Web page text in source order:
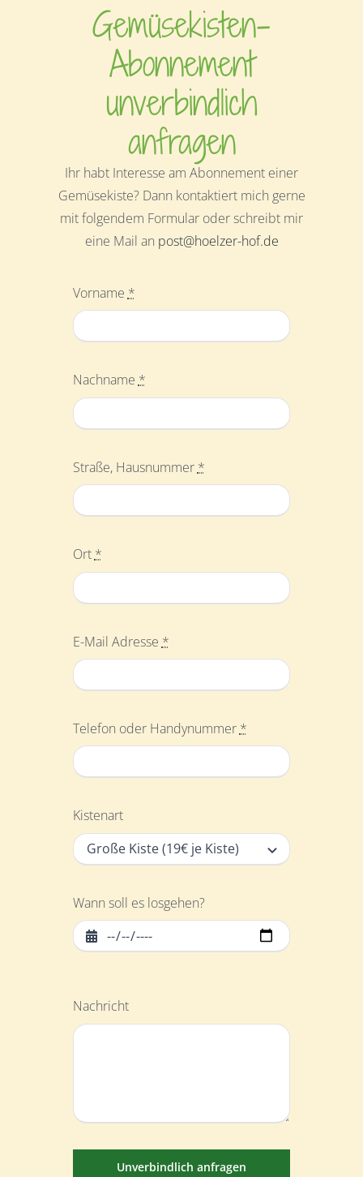
Gemüsekisten-
Abonnement
unverbindlich
anfragen
Ihr habt Interesse am Abonnement einer
Gemüsekiste? Dann kontaktiert mich gerne
mit folgendem Formular oder schreibt mir
eine Mail an post@hoelzer-hof.de
Vorname *
Nachname*
Straße, Hausnummer *
Ort *
E-Mail Adresse *
Telefon oder Handynummer *
Kistenart
Wann soll es losgehen?
Nachricht
Unverbindlich anfragen